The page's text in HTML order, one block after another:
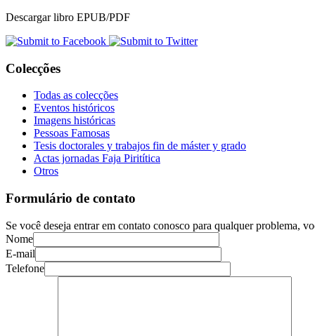
Descargar libro EPUB/PDF
Colecções
Todas as colecções
Eventos históricos
Imagens históricas
Pessoas Famosas
Tesis doctorales y trabajos fin de máster y grado
Actas jornadas Faja Piritítica
Otros
Formulário de contato
Se você deseja entrar em contato conosco para qualquer problema,
Nome
E-mail
Telefone